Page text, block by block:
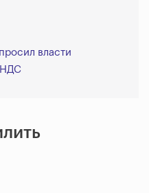
власти
НДС